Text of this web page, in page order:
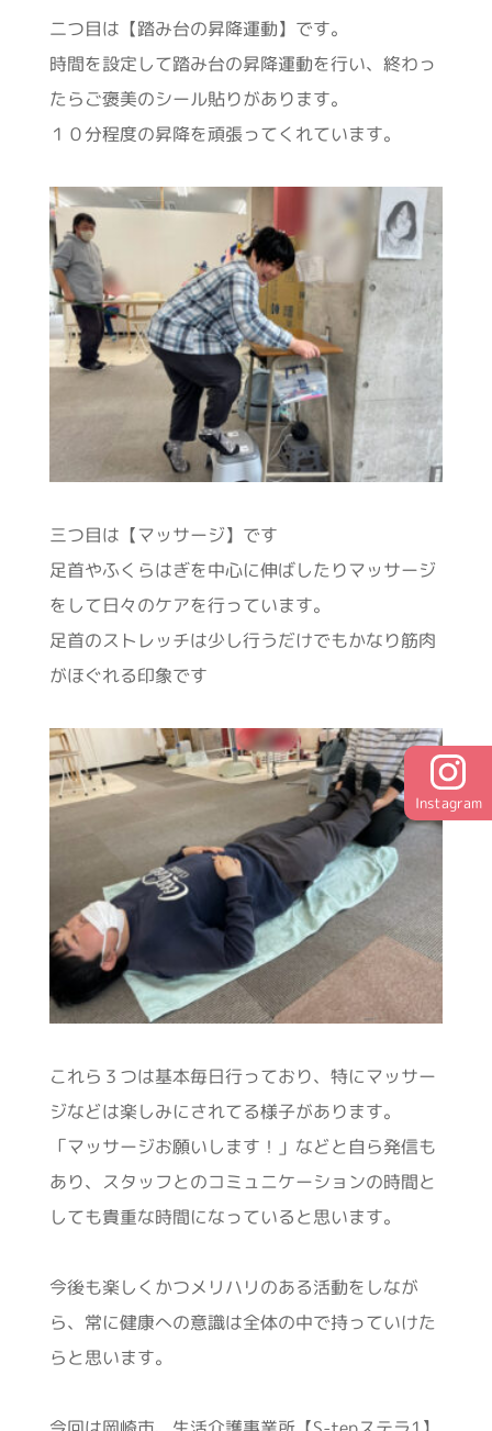
二つ目は【踏み台の昇降運動】です。
時間を設定して踏み台の昇降運動を行い、終わっ
たらご褒美のシール貼りがあります。
１０分程度の昇降を頑張ってくれています。
三つ目は【マッサージ】です
足首やふくらはぎを中心に伸ばしたりマッサージ
をして日々のケアを行っています。
足首のストレッチは少し行うだけでもかなり筋肉
がほぐれる印象です
これら３つは基本毎日行っており、特にマッサー
ジなどは楽しみにされてる様子があります。
「マッサージお願いします！」などと自ら発信も
あり、スタッフとのコミュニケーションの時間と
しても貴重な時間になっていると思います。
今後も楽しくかつメリハリのある活動をしなが
ら、常に健康への意識は全体の中で持っていけた
らと思います。
Instagram